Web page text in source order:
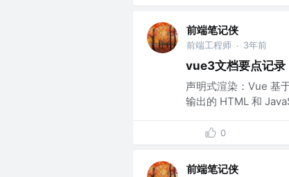
前端笔记侠
前端工程师 · 3年前
vue3文档要点记录
声明式渲染：Vue 基
输出的 HTML 和
0
前端笔记侠